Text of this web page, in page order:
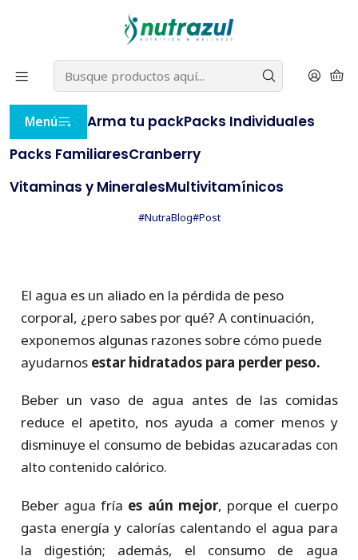
Menú Arma tu packPacks Individuales
Packs FamiliaresCranberry
Vitaminas y MineralesMultivitamínicos
⭐ con el cupón BLACKNUTRAZUL
AQUÍ
Inicio NutraBlog
El agua un aliado en la pérdida de peso corporal
El agua un aliado en la
pérdida de peso corporal
#NutraBlog#Post
El agua es un aliado en la pérdida de peso
corporal, ¿pero sabes por qué? A continuación,
exponemos algunas razones sobre cómo puede
ayudarnos estar hidratados para perder peso.
Beber un vaso de agua antes de las comidas
reduce el apetito, nos ayuda a comer menos y
disminuye el consumo de bebidas azucaradas con
alto contenido calórico.
Beber agua fría es aún mejor, porque el cuerpo
gasta energía y calorías calentando el agua para
la digestión; además, el consumo de agua